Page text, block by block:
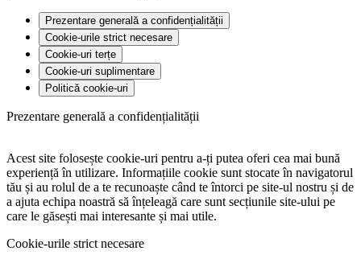
Prezentare generală a confidențialității
Cookie-urile strict necesare
Cookie-uri terțe
Cookie-uri suplimentare
Politică cookie-uri
Prezentare generală a confidențialității
Acest site folosește cookie-uri pentru a-ți putea oferi cea mai bună
experiență în utilizare. Informațiile cookie sunt stocate în navigatorul
tău și au rolul de a te recunoaște când te întorci pe site-ul nostru și de
a ajuta echipa noastră să înțeleagă care sunt secțiunile site-ului pe
care le găsești mai interesante și mai utile.
Cookie-urile strict necesare